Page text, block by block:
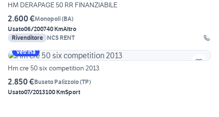
HM DERAPAGE 50 RR FINANZIABILE
2.600 €Monopoli(BA)
Usato06/200740 KmAltro
Rivenditore NCS RENT
Vetrina
Hm cre 50 six competition 2013
2.850 €Buseto Palizzolo(TP)
Usato07/2013100 KmSport